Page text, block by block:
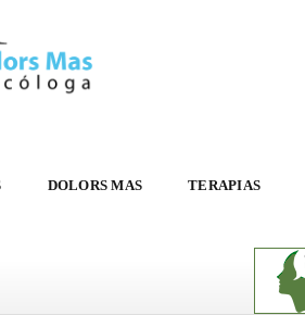
DOLORS MAS TERAPIAS